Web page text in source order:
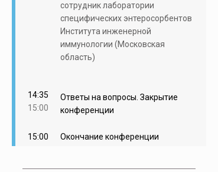
сотрудник лаборатории
специфических энтеросорбентов
Института инженерной
иммунологии (Московская
область)
14:35
15:00
Ответы на вопросы. Закрытие
конференции
15:00 Окончание конференции